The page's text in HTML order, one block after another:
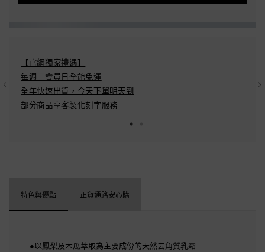
【官網獨家禮遇】
每週三會員日全館免運
全年快速出貨，今天下單明天到​
部分商品享客製化刻字服務​
特色與優點 正貨通路安心購
●以鳳梨及木瓜萃取為主要成份的天然去角質乳霜